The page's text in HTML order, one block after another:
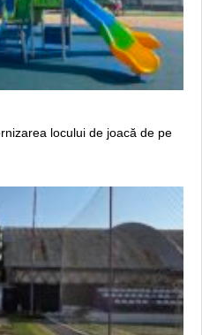
locului de joacă de pe